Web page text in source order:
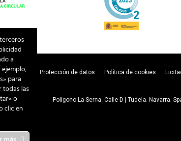
Aviso legal Protección de datos Política de cookies
Polígono La Serna. Calle D | Tudela. Navarra.
a
para
todas las
o
clic en
más